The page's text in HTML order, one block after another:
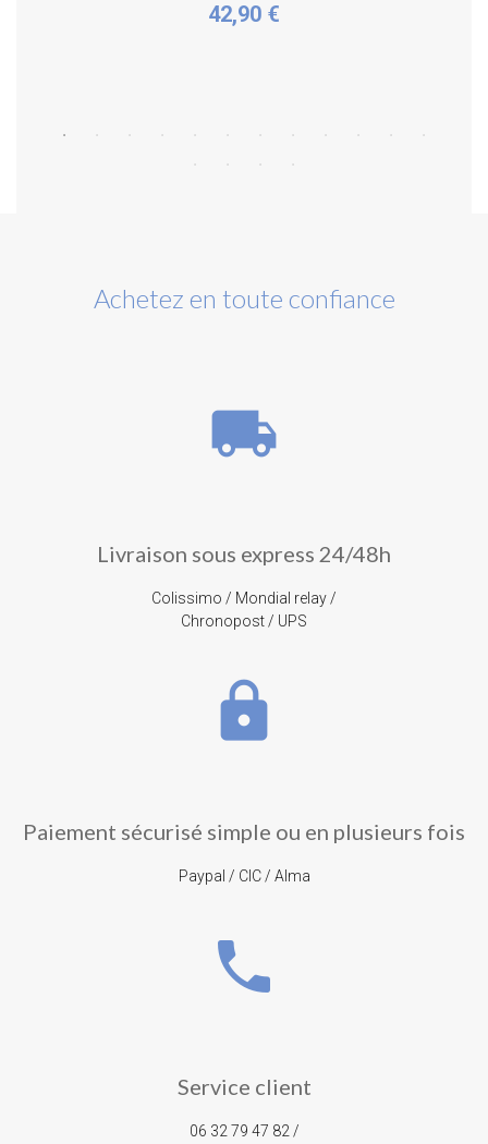
42,90 €
Achetez en toute confiance
local_shipping
Livraison sous express 24/48h
Colissimo / Mondial relay /
Chronopost / UPS
lock
Paiement sécurisé simple ou en plusieurs fois
Paypal / CIC / Alma
phone
Service client
06 32 79 47 82 /